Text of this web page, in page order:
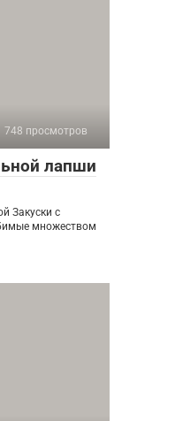
748 просмотров
лапши
Закуски с
множеством